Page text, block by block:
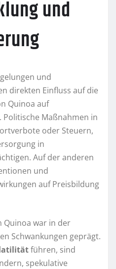
und
und
direkten Einfluss auf die
Quinoa auf
Maßnahmen in
oder Steuern,
in
Auf der anderen
und
auf Preisbildung
Quinoa war in der
Schwankungen geprägt.
führen, sind
spekulative